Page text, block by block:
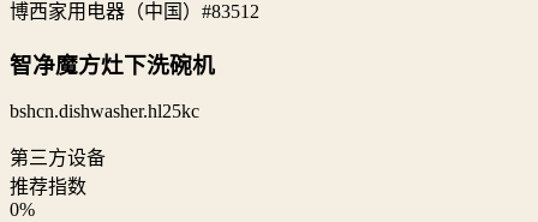
博西家用电器（中国） #83512
智净魔方灶下洗碗机
bshcn.dishwasher.hl25kc
第三方设备
推荐指数
0%